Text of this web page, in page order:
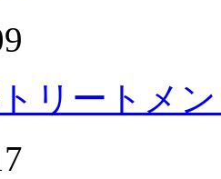
リートメ